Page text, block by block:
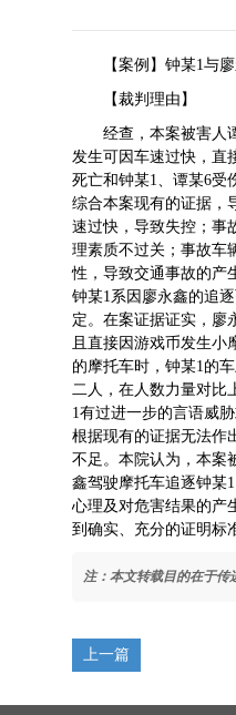
【案例】钟某1与
【裁判理由】
经查，本案被害人
发生可因车速过快，直
死亡和钟某1、谭某6受
综合本案现有的证据，
速过快，导致失控；事
理素质不过关；事故车
性，导致交通事故的产
钟某1系因廖永鑫的追
定。在案证据证实，廖
且直接因游戏币发生
的摩托车时，钟某1的
二人，在人数力量对比
1有过进一步的言语威
根据现有的证据无法作
不足。本院认为，本案
鑫驾驶摩托车追逐钟某
心理及对危害结果的产
到确实、充分的证明标
注：本文转载目的在于传
上一篇